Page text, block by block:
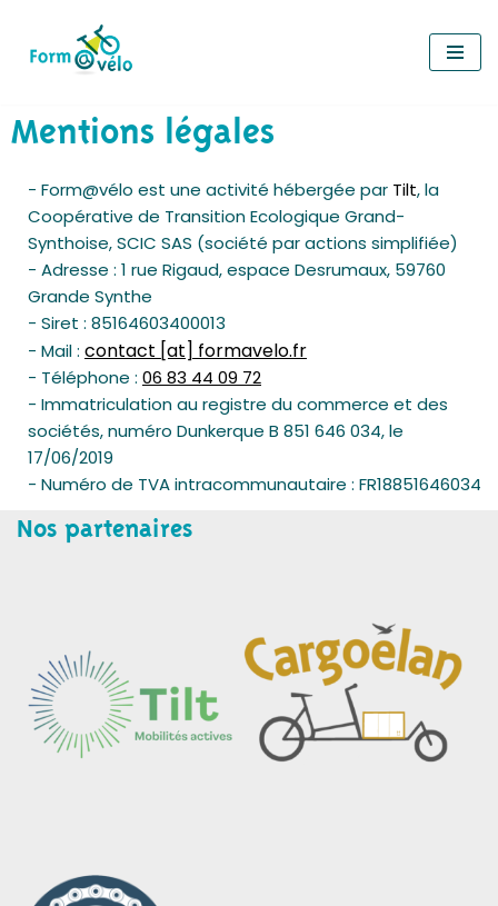
Aller
Mentions légales
Form@vélo est une activité hébergée par Tilt, la
Coopérative de Transition Ecologique Grand-
Synthoise, SCIC SAS (société par actions simplifiée)
Adresse : 1 rue Rigaud, espace Desrumaux, 59760
Grande Synthe
Siret : 85164603400013
Mail : contact [at] formavelo.fr
Téléphone : 06 83 44 09 72
Immatriculation au registre du commerce et des
sociétés, numéro Dunkerque B 851 646 034, le
17/06/2019
Numéro de TVA intracommunautaire : FR18851646034
Nos partenaires